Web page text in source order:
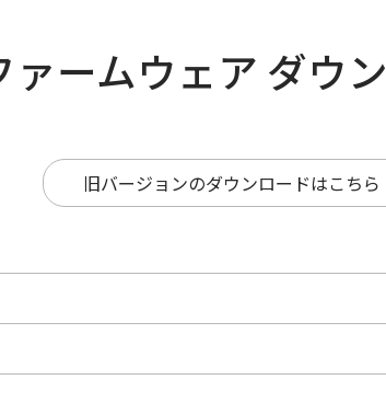
ームウェア ダウン
旧バージョンのダウンロードはこちら